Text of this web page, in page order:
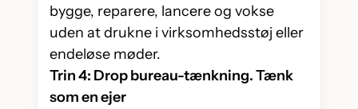
bygge, reparere, lancere og vokse
uden at drukne i virksomhedsstøj eller
endeløse møder.
Trin 4: Drop bureau-tænkning. Tænk
som en ejer